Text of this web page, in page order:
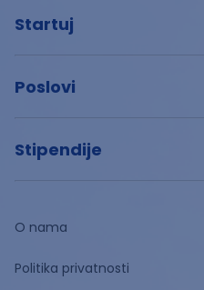
Startuj
Poslovi
Stipendije
O nama
Politika privatnosti